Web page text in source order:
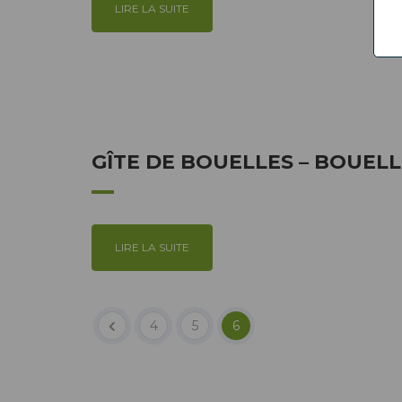
LIRE LA SUITE
GÎTE DE BOUELLES –
LIRE LA SUITE
4 5 6